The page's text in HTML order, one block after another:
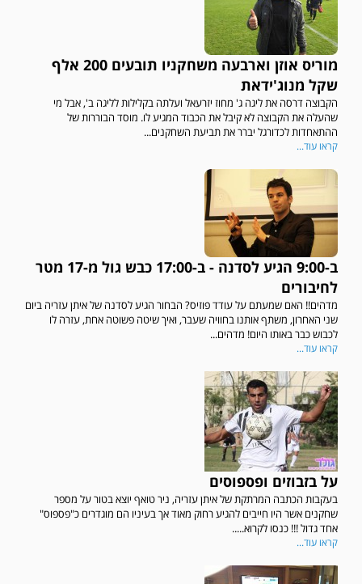
מוריס אוזן וארבעה משחקניו תובעים 200 אלף
שקל מנוג'ידאת
הקבוצה דרסה את ליגה ג' מחוז יזרעאל ועלתה בקלילות לליגה ב', אבל מי
שהעלה את הקבוצה לא קיבל את הכבוד המגיע לו. מוסד הבוררות של
ההתאחדות לכדורגל יברר את תביעת השחקנים...
קראו עוד...
ב-9:00 הגיע לסדנה - ב-17:00 כבש גול מ-17 מטר
לחיבורים
מדהים!! האם שמעתם על עודד פוזיס? הבחור הגיע לסדנה של איתן עזריה ביום
שני האחרון, משתף אותנו בחוויה שעבר, ואיך שיטה פשוטה אחת, עזרה לו
לכבוש כבר באותו היום! מדהים...
קראו עוד...
על בזבוזים ופספוסים
בעקבות הכתבה המרתקת של איתן עזריה, ניר טואף יוצא בטור על מספר
שחקנים אשר היו חייבים להגיע רחוק מאוד אך בעיניו הם מוגדרים כ"פספוס"
אחד גדול !!! כנסו לקרוא.....
קראו עוד...